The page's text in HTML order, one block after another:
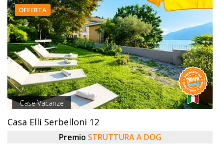
OFFERTA
Case Vacanze
Casa Elli Serbelloni 12
Premio STRUTTURA A DOG